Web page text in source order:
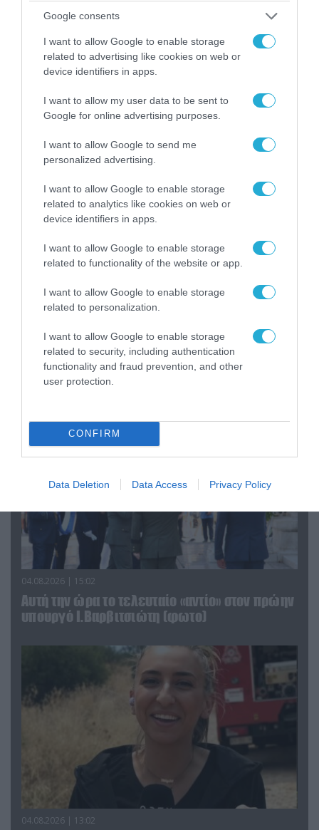
Google consents
I want to allow Google to enable storage
related to advertising like cookies on web or
device identifiers in apps.
I want to allow my user data to be sent to
Google for online advertising purposes.
I want to allow Google to send me
personalized advertising.
I want to allow Google to enable storage
related to analytics like cookies on web or
device identifiers in apps.
I want to allow Google to enable storage
related to functionality of the website or app.
I want to allow Google to enable storage
related to personalization.
I want to allow Google to enable storage
related to security, including authentication
functionality and fraud prevention, and other
user protection.
CONFIRM
Data Deletion Data Access Privacy Policy
06.08.2026 | 14:02
«Επιχείρηση ελεύθερα πεζοδρόμια» στην
Αθήνα: Απομακρύνθηκαν παράνομα
αντικείμενα από κοινόχρηστους χώρους
«Οι εντελώς αθώοι»: Η ανάρτηση του Αρκά για
τα ζώα που χάθηκαν στις πυρκαγιές της
Αττικής (φωτο)
04.08.2026 | 15:02
Αυτή την ώρα το τελευταίο «αντίο» στον πρώην
υπουργό Ι.Βαρβιτσιώτη (φωτο)
04.08.2026 | 13:02